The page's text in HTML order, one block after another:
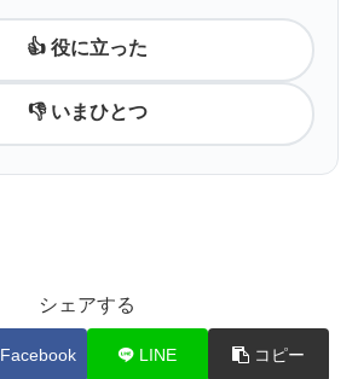
👍 役に立った
👎 いまひとつ
シェアする
Facebook LINE コピー